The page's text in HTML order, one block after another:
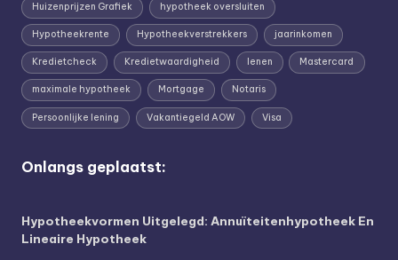
Huizenprijzen Grafiek hypotheek oversluiten
Hypotheekrente Hypotheekverstrekkers jaarinkomen
Kredietcheck Kredietwaardigheid lenen Mastercard
maximale hypotheek Mortgage Notaris
Persoonlijke lening Vakantiegeld AOW Visa
Onlangs geplaatst:
Hypotheekvormen Uitgelegd: Annuïteitenhypotheek En
Lineaire Hypotheek